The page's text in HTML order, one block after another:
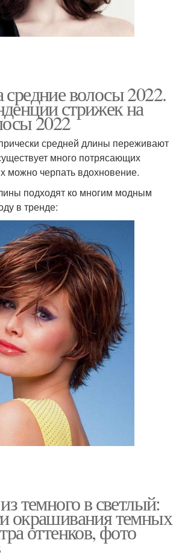
волосы 2022.
стрижек на
2022
средней длины переживают
много потрясающих
можно черпать вдохновение.
подходят ко многим модным
в тренде:
темного в светлый:
окрашивания темных
оттенков, фото